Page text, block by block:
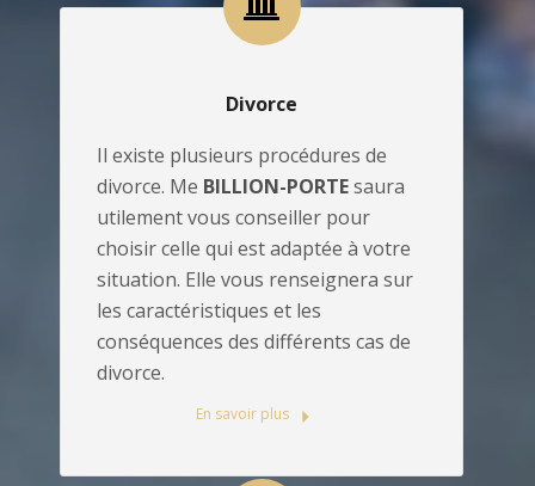
Divorce
Il existe plusieurs procédures de
divorce. Me BILLION-PORTEsaura
utilement vous conseiller pour
choisir celle qui est adaptée à votre
situation. Elle vous renseignera sur
les caractéristiques et les
conséquences des différents cas de
divorce.
En savoir plus